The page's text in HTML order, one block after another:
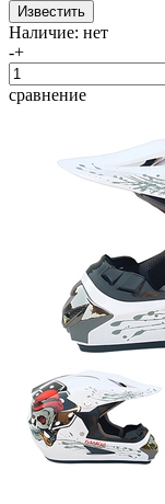
Наличие: нет
-+
сравнение